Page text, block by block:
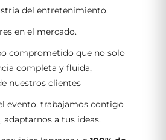
del entretenimiento.
en el mercado.
comprometido que no solo
completa y fluida,
nuestros clientes
evento, trabajamos contigo
a tus ideas.